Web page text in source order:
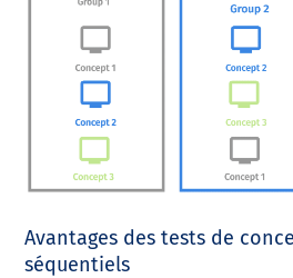
Avantages des tests de
séquentiels